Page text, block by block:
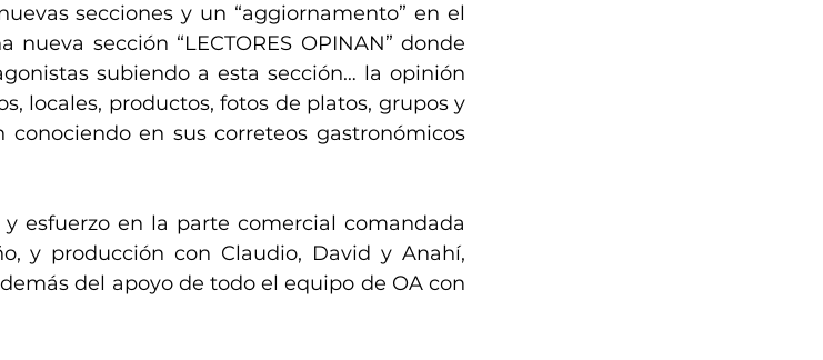
secciones y un “aggiornamento” en el
sección “LECTORES OPINAN” donde
subiendo a esta sección… la opinión
locales, productos, fotos de platos, grupos y
en sus correteos gastronómicos
esfuerzo en la parte comercial comandada
y producción con Claudio, David y Anahí,
del apoyo de todo el equipo de OA con